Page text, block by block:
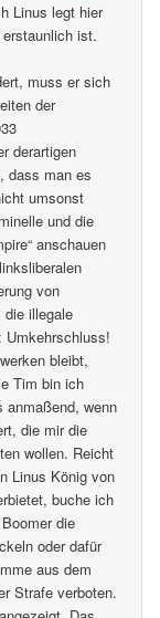
Linus legt hier
ist.
muss er sich
der
derartigen
dass man es
umsonst
und die
anschauen
von
die illegale
Umkehrschluss!
bleibt,
Tim bin ich
anmaßend, wenn
die mir die
wollen. Reicht
Linus König von
buche ich
die
oder dafür
aus dem
Strafe verboten.